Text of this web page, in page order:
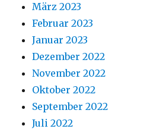
März 2023
Februar 2023
Januar 2023
Dezember 2022
November 2022
Oktober 2022
September 2022
Juli 2022